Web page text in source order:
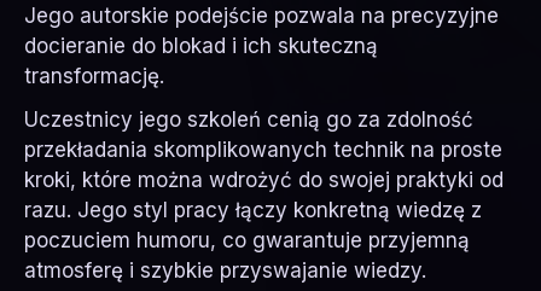
Jego autorskie podejście pozwala na precyzyjne
docieranie do blokad i ich skuteczną
transformację.
Uczestnicy jego szkoleń cenią go za zdolność
przekładania skomplikowanych technik na proste
kroki, które można wdrożyć do swojej praktyki od
razu. Jego styl pracy łączy konkretną wiedzę z
poczuciem humoru, co gwarantuje przyjemną
atmosferę i szybkie przyswajanie wiedzy.